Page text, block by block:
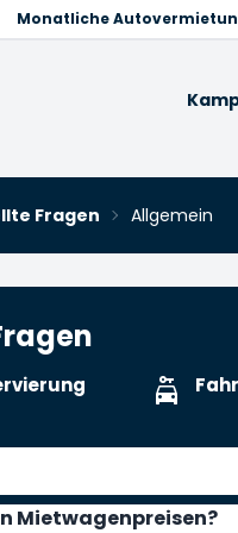
Monatliche
Fragen Allgemein
Mietwagenpreisen?